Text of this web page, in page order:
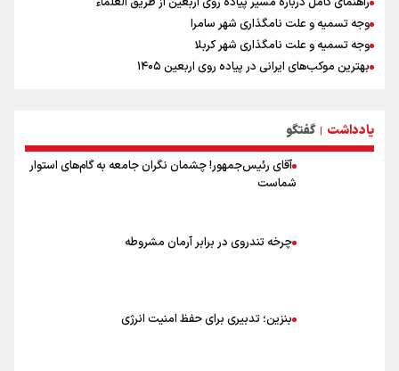
وجه تسمیه و علت نامگذاری شهر سامرا
وجه تسمیه و علت نامگذاری شهر کربلا
بهترین موکب‌های ایرانی در پیاده روی اربعین ۱۴۰۵
۲۰ نکته دوستانه درباره پیاده روی اربعین و عراقی ها
یادداشت | گفتگو
آقای رئیس‌جمهور! چشمان نگران جامعه به گام‌های استوار
شماست
چرخه تندروی در برابر آرمان مشروطه
بنزین؛ تدبیری برای حفظ امنیت انرژی